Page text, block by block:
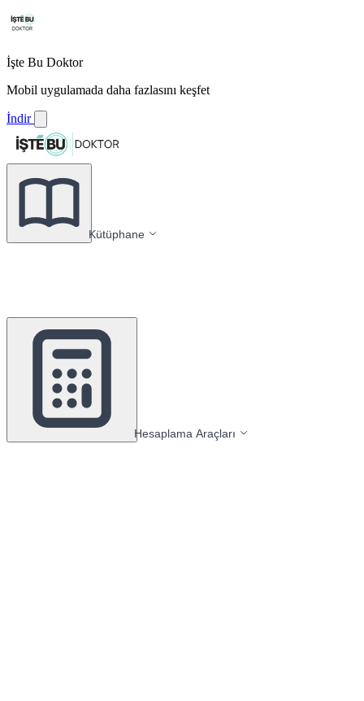
İşte Bu Doktor
Mobil uygulamada daha fazlasını keşfet
İndir
Kütüphane
Hesaplama Araçları